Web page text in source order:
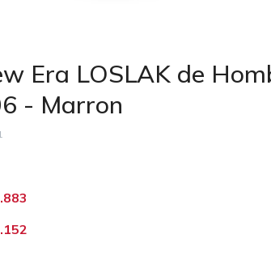
Era LOSLAK de
- Marron